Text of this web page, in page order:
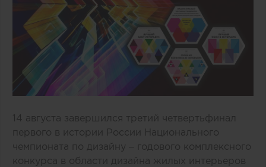
14 августа завершился третий четвертьфинал
первого в истории России Национального
чемпионата по дизайну – годового комплексного
конкурса в области дизайна жилых интерьеров